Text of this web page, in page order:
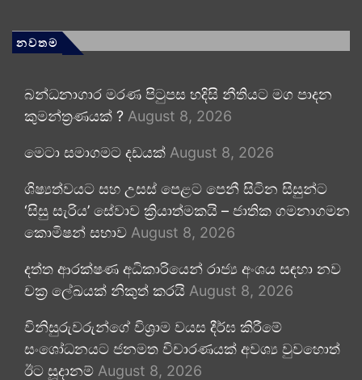
නවතම
බන්ධනාගාර මරණ පිටුපස හදිසි නීතියට මග පාදන
කුමන්ත්‍රණයක් ? August 8, 2026
මෙටා සමාගමට දඩයක් August 8, 2026
ශිෂ්‍යත්වයට සහ උසස් පෙළට පෙනී සිටින සිසුන්ට
‘සිසු සැරිය’ සේවාව ක්‍රියාත්මකයි – ජාතික ගමනාගමන
කොමිෂන් සභාව August 8, 2026
දත්ත ආරක්ෂණ අධිකාරියෙන් රාජ්‍ය අංශය සඳහා නව
චක්‍ර ලේඛයක් නිකුත් කරයි August 8, 2026
විනිසුරුවරුන්ගේ විශ්‍රාම වයස දීර්ඝ කිරීමේ
සංශෝධනයට ජනමත විචාරණයක් අවශ්‍ය වුවහොත්
ඊට සූදානම් August 8, 2026